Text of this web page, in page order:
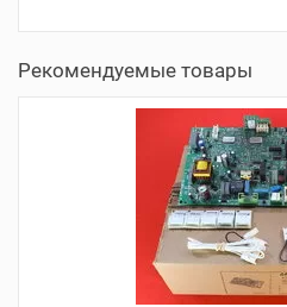
Рекомендуемые товары